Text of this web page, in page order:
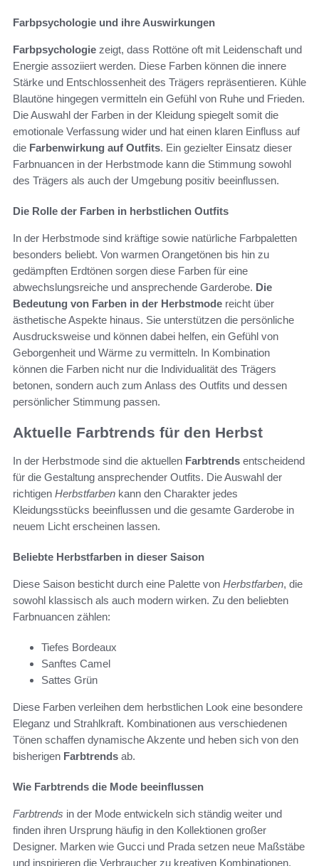
Farbpsychologie und ihre Auswirkungen
Farbpsychologie zeigt, dass Rottöne oft mit Leidenschaft und
Energie assoziiert werden. Diese Farben können die innere
Stärke und Entschlossenheit des Trägers repräsentieren. Kühle
Blautöne hingegen vermitteln ein Gefühl von Ruhe und Frieden.
Die Auswahl der Farben in der Kleidung spiegelt somit die
emotionale Verfassung wider und hat einen klaren Einfluss auf
die Farbenwirkung auf Outfits. Ein gezielter Einsatz dieser
Farbnuancen in der Herbstmode kann die Stimmung sowohl
des Trägers als auch der Umgebung positiv beeinflussen.
Die Rolle der Farben in herbstlichen Outfits
In der Herbstmode sind kräftige sowie natürliche Farbpaletten
besonders beliebt. Von warmen Orangetönen bis hin zu
gedämpften Erdtönen sorgen diese Farben für eine
abwechslungsreiche und ansprechende Garderobe. Die
Bedeutung von Farben in der Herbstmode reicht über
ästhetische Aspekte hinaus. Sie unterstützen die persönliche
Ausdrucksweise und können dabei helfen, ein Gefühl von
Geborgenheit und Wärme zu vermitteln. In Kombination
können die Farben nicht nur die Individualität des Trägers
betonen, sondern auch zum Anlass des Outfits und dessen
persönlicher Stimmung passen.
Aktuelle Farbtrends für den Herbst
In der Herbstmode sind die aktuellen Farbtrends entscheidend
für die Gestaltung ansprechender Outfits. Die Auswahl der
richtigen Herbstfarben kann den Charakter jedes
Kleidungsstücks beeinflussen und die gesamte Garderobe in
neuem Licht erscheinen lassen.
Beliebte Herbstfarben in dieser Saison
Diese Saison besticht durch eine Palette von Herbstfarben, die
sowohl klassisch als auch modern wirken. Zu den beliebten
Farbnuancen zählen:
Tiefes Bordeaux
Sanftes Camel
Sattes Grün
Diese Farben verleihen dem herbstlichen Look eine besondere
Eleganz und Strahlkraft. Kombinationen aus verschiedenen
Tönen schaffen dynamische Akzente und heben sich von den
bisherigen Farbtrends ab.
Wie Farbtrends die Mode beeinflussen
Farbtrends in der Mode entwickeln sich ständig weiter und
finden ihren Ursprung häufig in den Kollektionen großer
Designer. Marken wie Gucci und Prada setzen neue Maßstäbe
und inspirieren die Verbraucher zu kreativen Kombinationen.